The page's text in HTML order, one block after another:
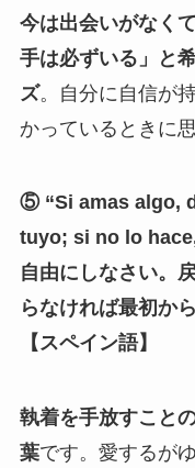
今は出会いがなく
手は必ずいる」と
ズ。自分に自信が
かっているときに
⑤ “Si amas algo,
tuyo; si no lo
自由にしなさい。
らなければ最初か
【スペイン語】
執着を手放すこと
葉です。愛するが